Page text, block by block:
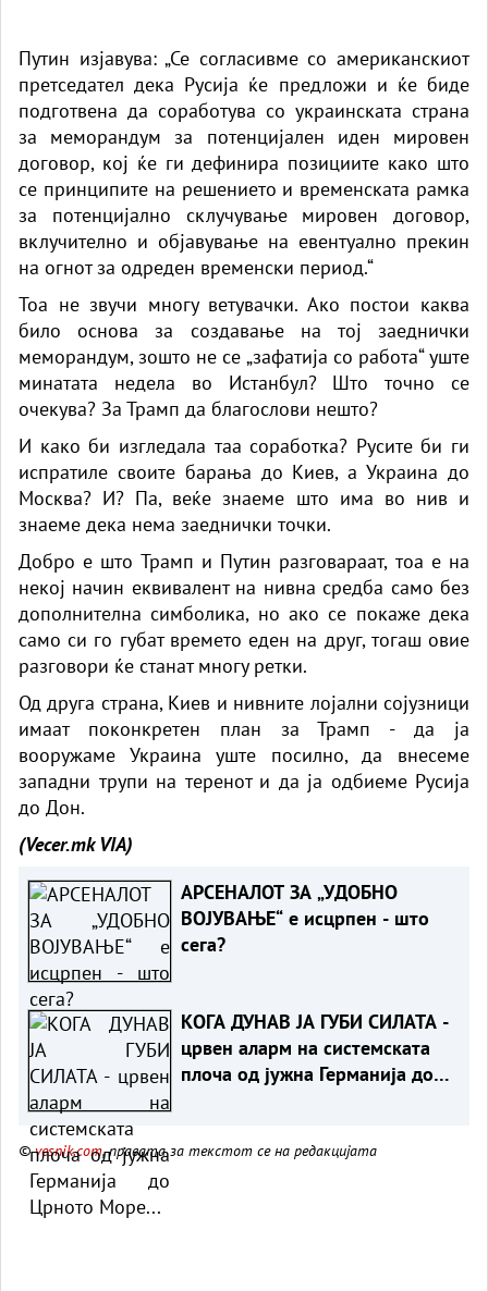
Путин изјавува: „Се согласивме со американскиот
претседател дека Русија ќе предложи и ќе биде
подготвена да соработува со украинската страна
за меморандум за потенцијален иден мировен
договор, кој ќе ги дефинира позициите како што
се принципите на решението и временската рамка
за потенцијално склучување мировен договор,
вклучително и објавување на евентуално прекин
на огнот за одреден временски период.“
Тоа не звучи многу ветувачки. Ако постои каква
било основа за создавање на тој заеднички
меморандум, зошто не се „зафатија со работа“ уште
минатата недела во Истанбул? Што точно се
очекува? За Трамп да благослови нешто?
И како би изгледала таа соработка? Русите би ги
испратиле своите барања до Киев, а Украина до
Москва? И? Па, веќе знаеме што има во нив и
знаеме дека нема заеднички точки.
Добро е што Трамп и Путин разговараат, тоа е на
некој начин еквивалент на нивна средба само без
дополнителна симболика, но ако се покаже дека
само си го губат времето еден на друг, тогаш овие
разговори ќе станат многу ретки.
Од друга страна, Киев и нивните лојални сојузници
имаат поконкретен план за Трамп - да ја
вооружаме Украина уште посилно, да внесеме
западни трупи на теренот и да ја одбиеме Русија
до Дон.
(Vecer.mkVIA)
АРСЕНАЛОТ ЗА „УДОБНО
ВОЈУВАЊЕ“ е исцрпен - што
сега?
КОГА ДУНАВ ЈА ГУБИ СИЛАТА -
црвен аларм на системската
плоча од јужна Германија до
©vesnik.com, правата за текстот се на редакцијата